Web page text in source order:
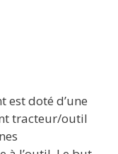
doté d’une
tracteur/outil